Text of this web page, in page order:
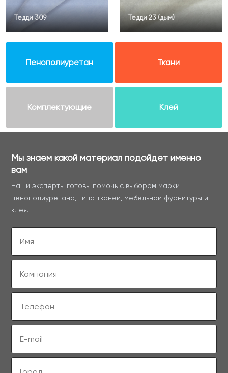
Тедди 309 Тедди 23 (дым)
Пенополиуретан Ткани
Комплектующие Клей
Мы знаем какой материал подойдет именно
вам
Наши эксперты готовы помочь с выбором марки
пенополиуретана, типа тканей, мебельной фурнитуры и
клея.